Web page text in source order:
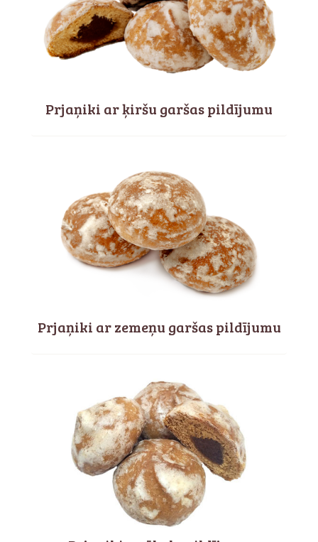
Prjaņiki ar ķiršu garšas pildījumu
Prjaņiki ar zemeņu garšas pildījumu